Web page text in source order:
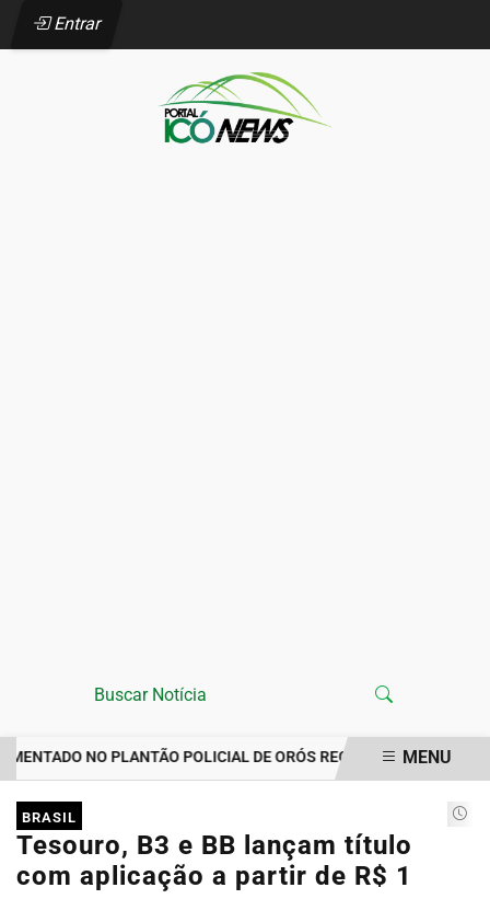
Entrar
NO PLANTÃO POLICIAL DE ORÓS REGISTRA
EM ALTA
MENU
BRASIL
Tesouro, B3 e BB lançam título
com aplicação a partir de R$ 1